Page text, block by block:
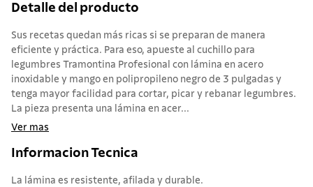
Detalle del producto
Sus recetas quedan más ricas si se preparan de manera
eficiente y práctica. Para eso, apueste al cuchillo para
legumbres Tramontina Profesional con lámina en acero
inoxidable y mango en polipropileno negro de 3 pulgadas y
tenga mayor facilidad para cortar, picar y rebanar legumbres.
La pieza presenta una lámina en acer...
Ver mas
Informacion Tecnica
La lámina es resistente, afilada y durable.